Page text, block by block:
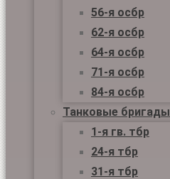
56-я осбр
62-я осбр
64-я осбр
71-я осбр
84-я осбр
Танковые бригады
1-я гв. тбр
24-я тбр
31-я тбр